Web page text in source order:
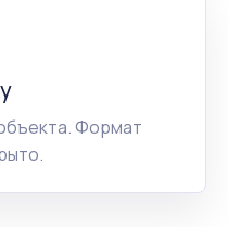
Формат